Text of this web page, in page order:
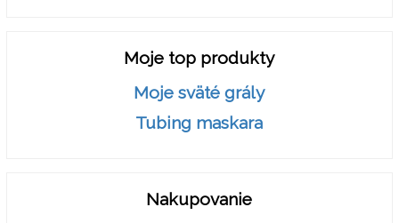
Moje top produkty
Moje sväté grály
Tubing maskara
Nakupovanie